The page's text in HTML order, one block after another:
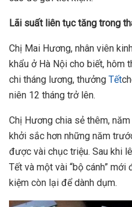
Lãi suất liên tục tăng trong
Chị Mai Hương, nhân viên
khẩu ở Hà Nội cho biết, hôm
chi tháng lương, thưởng Tết
niên 12 tháng trở lên.
Chị Hương chia sẻ thêm,
khởi sắc hơn những năm
được vài chục triệu. Sau khi
Tết và một vài “bộ cánh”
kiệm còn lại để dành dụm.